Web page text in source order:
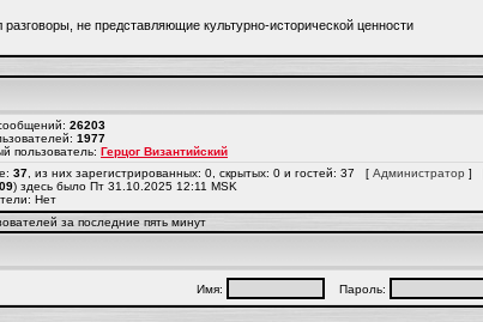
не представляющие культурно-исторической ценности
26203
1977
пользователь: Герцог Византийский
37 , из них зарегистрированных: 0, скрытых: 0 и гостей: 37 [ Администратор ]
) здесь было Пт 31.10.2025 12:11 MSK
Нет
за последние пять минут
Имя: Пароль: